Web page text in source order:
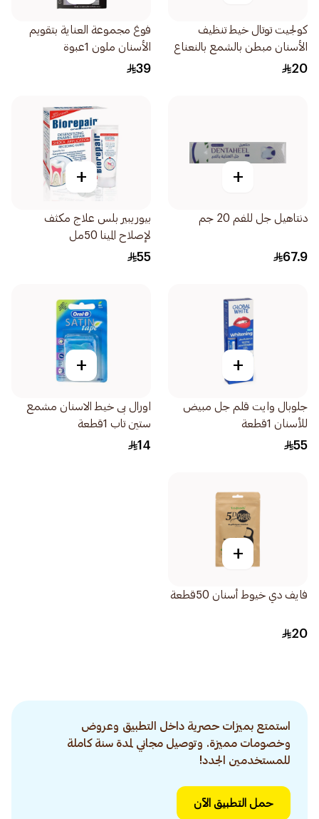
كولجيت توتال خيط تنظيف
الأسنان مبطن بالشمع بالنعناع
25متر
20
فوغ مجموعة العناية بتقويم
الأسنان ملون 1عبوة
39
+
دنتاهيل جل للفم 20 جم
67.9
+
بيوريبير بلس علاج مكثف
لإصلاح المينا 50مل
55
+
جلوبال وايت قلم جل مبيض
للأسنان 1قطعة
55
+
اورال بى خيط الاسنان مشمع
ستين تاب 1قطعة
14
+
فايف دي خيوط أسنان 50قطعة
20
استمتع بميزات حصرية داخل التطبيق وعروض
وخصومات مميزة. وتوصيل مجاني لمدة سنة كاملة
للمستخدمين الجدد!
حمل التطبيق الآن